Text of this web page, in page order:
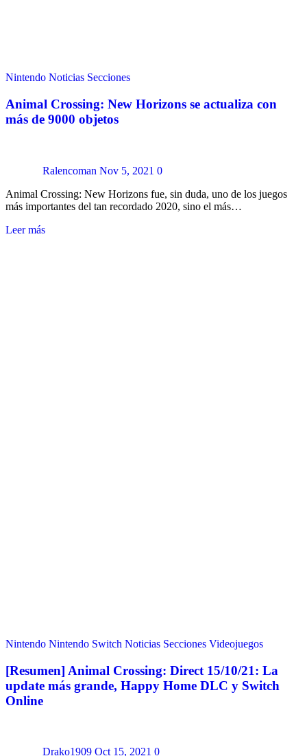
Nintendo Noticias Secciones
Animal Crossing: New Horizons se actualiza con
más de 9000 objetos
Ralencoman Nov 5, 2021 0
Animal Crossing: New Horizons fue, sin duda, uno de los juegos
más importantes del tan recordado 2020, sino el más…
Leer más
Nintendo Nintendo Switch Noticias Secciones Videojuegos
[Resumen] Animal Crossing: Direct 15/10/21: La
update más grande, Happy Home DLC y Switch
Online
Drako1909 Oct 15, 2021 0